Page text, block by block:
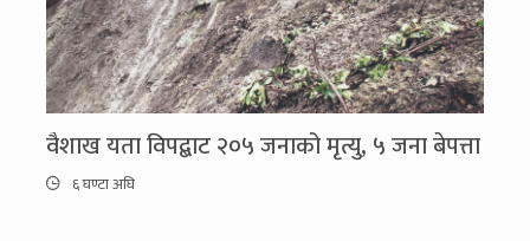
वैशाख यता विपद्बाट २०५ जनाको मृत्यु, ५ जना बेपत्ता
६ घण्टा अघि